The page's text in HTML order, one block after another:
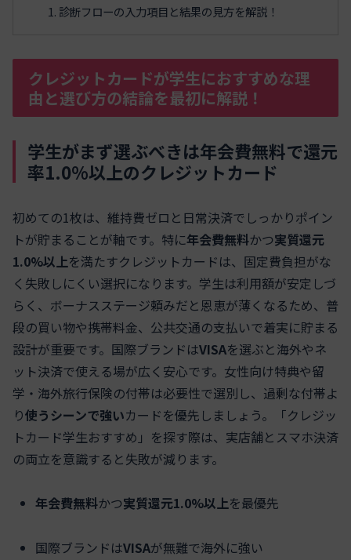
診断フローの入力項目と結果の見方を解説！
クレジットカードが学生におすすめな理
由と選び方の結論を最初に解説！
学生がまず選ぶべきは年会費無料で還元
率1.0%以上のクレジットカード
初めての1枚は、維持費ゼロと日常決済でしっかりポイン
トが貯まることが軸です。特に年会費無料かつ実質還元
1.0%以上を満たすクレジットカードは、固定費負担がな
く失敗しにくい選択になります。学生は利用額が安定しづ
らく、ボーナスステージ頼みだと恩恵が薄くなるため、普
段の買い物や携帯料金、公共交通の支払いで着実に貯まる
設計が重要です。国際ブランドはVISAを選ぶと海外やネ
ット決済で使える場が広く安心です。女性向け特典や留
学・海外旅行保険の付帯は必要性で選別し、過剰な付帯よ
り使うシーンで強いカードを優先しましょう。「クレジッ
トカード学生おすすめ」を探す際は、実店舗とスマホ決済
の両立を意識すると失敗が減ります。
年会費無料かつ実質還元1.0%以上を最優先
国際ブランドはVISAが無難で海外に強い